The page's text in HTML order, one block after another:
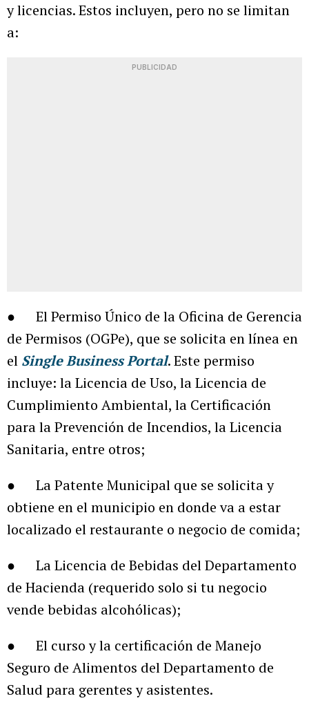
y licencias. Estos incluyen, pero no se limitan
a:
PUBLICIDAD
● El Permiso Único de la Oficina de Gerencia
de Permisos (OGPe), que se solicita en línea en
el Single Business Portal. Este permiso
incluye: la Licencia de Uso, la Licencia de
Cumplimiento Ambiental, la Certificación
para la Prevención de Incendios, la Licencia
Sanitaria, entre otros;
● La Patente Municipal que se solicita y
obtiene en el municipio en donde va a estar
localizado el restaurante o negocio de comida;
● La Licencia de Bebidas del Departamento
de Hacienda (requerido solo si tu negocio
vende bebidas alcohólicas);
● El curso y la certificación de Manejo
Seguro de Alimentos del Departamento de
Salud para gerentes y asistentes.